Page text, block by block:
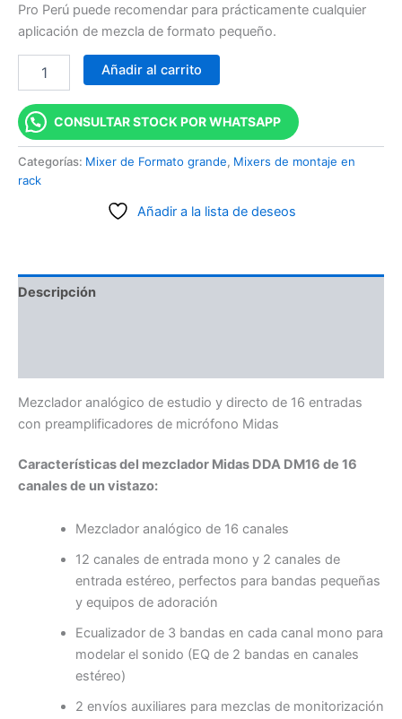
Pro Perú puede recomendar para prácticamente cualquier
aplicación de mezcla de formato pequeño.
Añadir al carrito
CONSULTAR STOCK POR WHATSAPP
Categorías: Mixer de Formato grande, Mixers de montaje en
rack
Añadir a la lista de deseos
Descripción
Mezclador analógico de estudio y directo de 16 entradas
con preamplificadores de micrófono Midas
Características del mezclador Midas DDA DM16 de 16
canales de un vistazo:
Mezclador analógico de 16 canales
12 canales de entrada mono y 2 canales de
entrada estéreo, perfectos para bandas pequeñas
y equipos de adoración
Ecualizador de 3 bandas en cada canal mono para
modelar el sonido (EQ de 2 bandas en canales
estéreo)
2 envíos auxiliares para mezclas de monitorización